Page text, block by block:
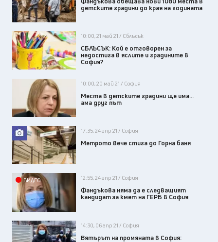
детските градини до края на годината
10:00, 21 май 21 / Сблъсък
СБЛЪСЪК: Кой е отговорен за
недостига в яслите и градините в
София?
10:00, 20 май 21 / София
Места в детските градини ще има…
ама друг път
17:35, 24 апр 21 / София
Метрото вече стига до Горна баня
ВИДЕО 12:55, 24 апр 21 / София
Фандъкова няма да е следващият
кандидат за кмет на ГЕРБ в София
14:30, 06 апр 21 / София
Вятърът на промяната в София: